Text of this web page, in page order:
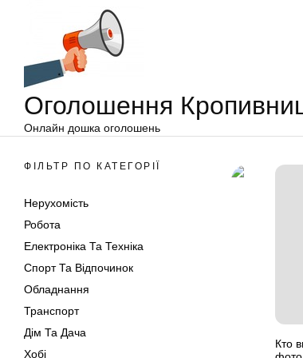
Оголошення
Онлайн дошка оголошень
ФІЛЬТР ПО КАТЕГОРІЇ
Нерухомість
Робота
Електроніка Та Техніка
Спорт Та Відпочинок
Обладнання
Транспорт
Дім Та Дача
Хобі
Кто